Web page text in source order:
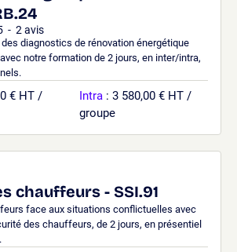
- 2 avis
diagnostics de rénovation énergétique
notre formation de 2 jours, en inter/intra,
€ HT /
Intra : 3 580,00 € HT /
groupe
chauffeurs - SSI.91
face aux situations conflictuelles avec
des chauffeurs, de 2 jours, en présentiel